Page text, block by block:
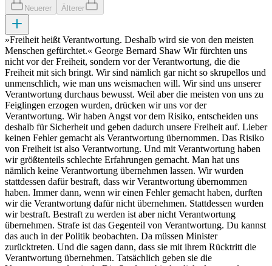
Neuerer Älterer
»Freiheit heißt Verantwortung. Deshalb wird sie von den meisten
Menschen gefürchtet.« George Bernard Shaw Wir fürchten uns
nicht vor der Freiheit, sondern vor der Verantwortung, die die
Freiheit mit sich bringt. Wir sind nämlich gar nicht so skrupellos und
unmenschlich, wie man uns weismachen will. Wir sind uns unserer
Verantwortung durchaus bewusst. Weil aber die meisten von uns zu
Feiglingen erzogen wurden, drücken wir uns vor der
Verantwortung. Wir haben Angst vor dem Risiko, entscheiden uns
deshalb für Sicherheit und geben dadurch unsere Freiheit auf. Lieber
keinen Fehler gemacht als Verantwortung übernommen. Das Risiko
von Freiheit ist also Verantwortung. Und mit Verantwortung haben
wir größtenteils schlechte Erfahrungen gemacht. Man hat uns
nämlich keine Verantwortung übernehmen lassen. Wir wurden
stattdessen dafür bestraft, dass wir Verantwortung übernommen
haben. Immer dann, wenn wir einen Fehler gemacht haben, durften
wir die Verantwortung dafür nicht übernehmen. Stattdessen wurden
wir bestraft. Bestraft zu werden ist aber nicht Verantwortung
übernehmen. Strafe ist das Gegenteil von Verantwortung. Du kannst
das auch in der Politik beobachten. Da müssen Minister
zurücktreten. Und die sagen dann, dass sie mit ihrem Rücktritt die
Verantwortung übernehmen. Tatsächlich geben sie die